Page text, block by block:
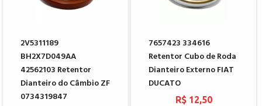
2V5311189
BH2X7D049AA
42562103 Retentor
Dianteiro do Câmbio ZF
0734319847
7657423 334616
Retentor Cubo de Roda
Dianteiro Externo FIAT
DUCATO
R$ 12,50